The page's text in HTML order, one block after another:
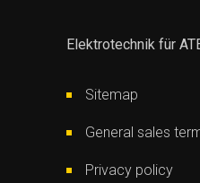
Elektrotechnik für
Sitemap
General sales
Privacy policy